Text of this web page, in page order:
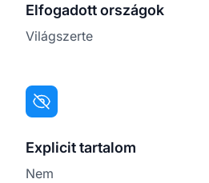
Elfogadott országok
Világszerte
Explicit tartalom
Nem